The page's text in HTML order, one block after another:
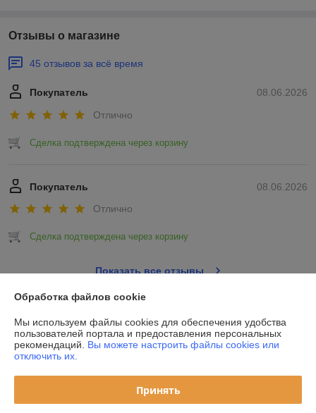
Отзывы о магазине
45 отзывов за всё время
08.06.2026
Покупатель
Отлично
Сделка подтверждена через корзину
08.06.2026
Покупатель
Отлично
Сделка подтверждена через корзину
Показать все отзывы
О нас
Контакты
Обработка файлов cookie
Мы используем файлы cookies для обеспечения удобства
пользователей портала и предоставления персональных
рекомендаций. Вы можете настроить файлы cookies или
отключить их.
Принять